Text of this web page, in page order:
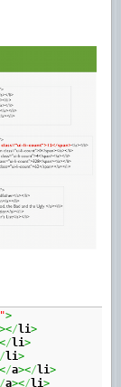
>
></li>
/li>
/li>
</a></li>
/a></li>